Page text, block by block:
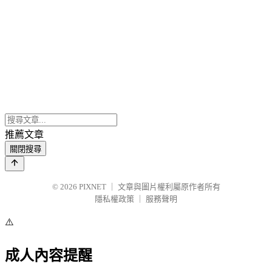
推薦文章
關閉搜尋
© 2026 PIXNET
文章與圖片權利屬原作者所有
隱私權政策
服務聲明
⚠️
成人內容提醒